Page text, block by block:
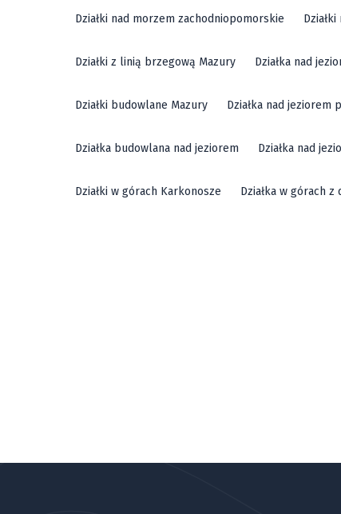
Działki nad morzem zachodniopomorskie
Działki z linią brzegową Mazury Działka nad
Działki budowlane Mazury Działka nad jeziorem
Działka budowlana nad jeziorem Działka nad
Działki w górach Karkonosze Działka w górach z